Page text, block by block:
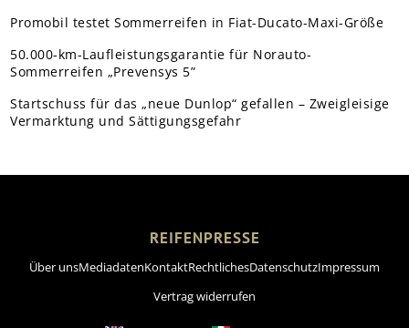
Promobil testet Sommerreifen in Fiat-Ducato-Maxi-Größe
50.000-km-Laufleistungsgarantie für Norauto-
Sommerreifen „Prevensys 5”
Startschuss für das „neue Dunlop“ gefallen – Zweigleisige
Vermarktung und Sättigungsgefahr
REIFENPRESSE
Über unsMediadatenKontaktRechtlichesDatenschutzImpressum
Vertrag widerrufen